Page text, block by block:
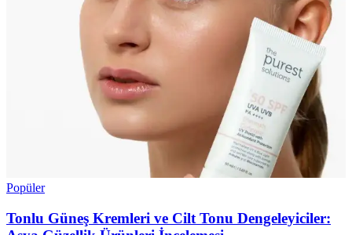
Popüler
Tonlu Güneş Kremleri ve Cilt Tonu Dengeleyiciler: